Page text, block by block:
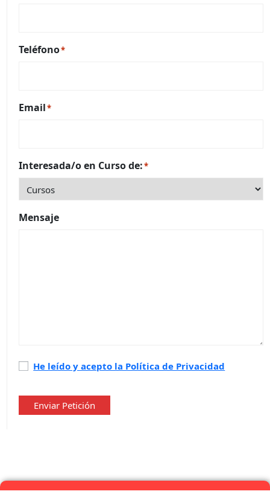
Teléfono*
Email*
Interesada/o en Curso de:*
Mensaje
Política
privacidad*
He leído y acepto la Política de Privacidad
Enviar Petición